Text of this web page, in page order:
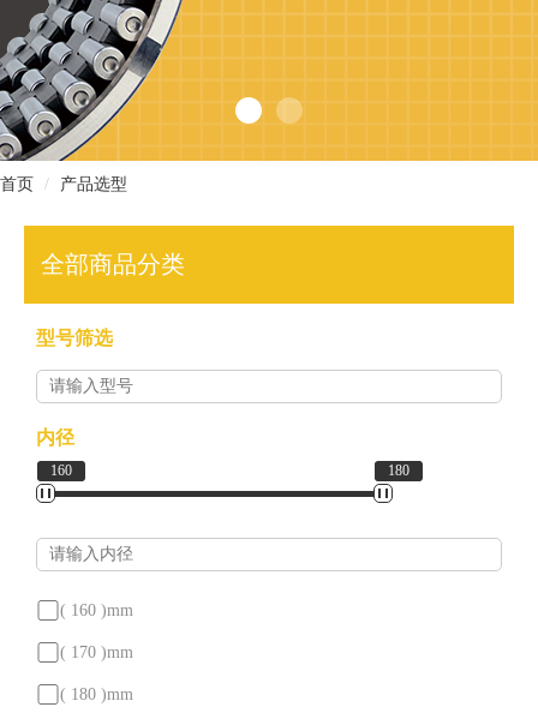
查
询
行
首页 产品选型
全部商品分类
型号筛选
内径
160 180
( 160 )mm
( 170 )mm
( 180 )mm